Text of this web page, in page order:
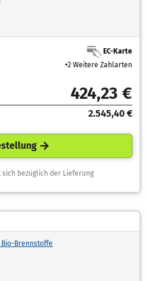
EC-Karte
+2 Weitere Zahlarten
424,23 €
2.545,40 €
bezüglich der Lieferung
Bio-Brennstoffe